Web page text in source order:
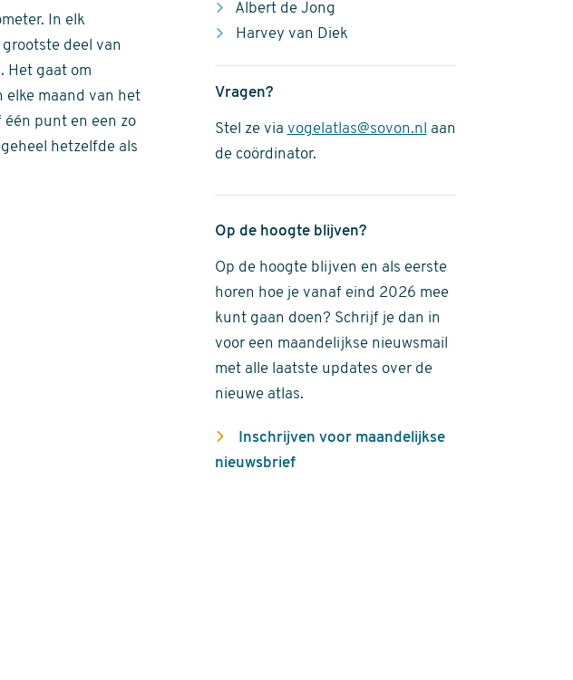
In elk
deel van
Het gaat om
elke maand van het
punt en een zo
hetzelfde als
Albert de Jong
Harvey van Diek
Vragen?
Stel ze via vogelatlas@sovon.nl
aan
de coördinator.
Op de hoogte blijven?
Op de hoogte blijven en als eerste
horen hoe je vanaf eind 2026 mee
kunt gaan doen? Schrijf je dan in
voor een maandelijkse nieuwsmail
met alle laatste updates over de
nieuwe atlas.
Inschrijven voor maandelijkse
nieuwsbrief